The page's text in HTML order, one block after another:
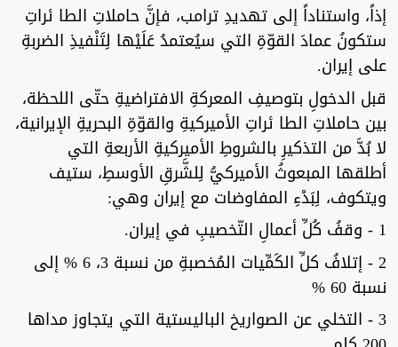
إذاً، واستناداً إلى تهديدِ ترامب، فإنَّ حاملاتِ الطا ئراتِ
ستكونُ عمادَ القوّةِ التي سيُعتمدُ عَلَيْها لِتَنْفيذِ الضربةِ
على إيران.
قبل الدخولِ بتوصيفِ المعركةِ الافتراضيةِ حتّى اللحظة،
بين حاملاتِ الطا ئراتِ الأميركيةِ والقوّةِ البحريةِ الإيرانية،
لا بُدَّ من التذكيرِ بالشروطِ الأميركيةِ الأربعةِ التي
أطلقها المبعوثُ الأميركيُّ لِلشَّرقِ الأوسطِ، ستيف
ويتكوف، لِبَدْءِ المفاوضات مع إيران وهي:
1 - وقفُ كُلِّ أعمالِ التّخصيبِ في إيران.
2 - إتلافُ كلِّ الكَمِّيات المُخصبةِ من نسبة 3، 6 % إلى
نسبة 60 %
3 - التخلي عن الصواريخ الباليستية التي يتجاوز مداها